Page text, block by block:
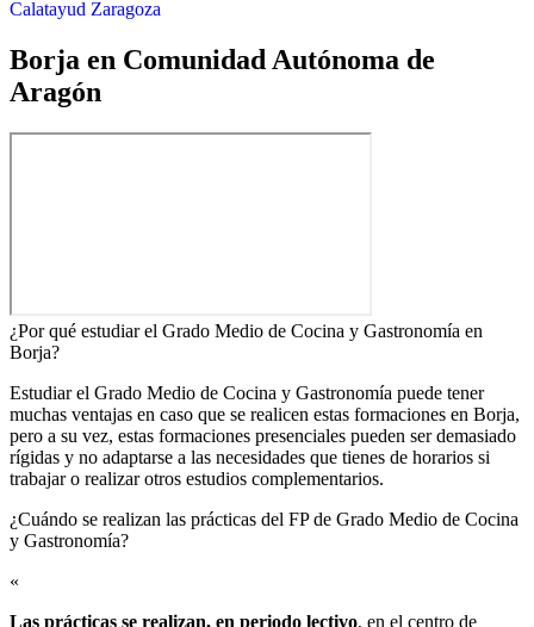
Calatayud Zaragoza
Borja en Comunidad Autónoma de
Aragón
¿Por qué estudiar el Grado Medio de Cocina y Gastronomía en
Borja?
Estudiar el Grado Medio de Cocina y Gastronomía puede tener
muchas ventajas en caso que se realicen estas formaciones en Borja,
pero a su vez, estas formaciones presenciales pueden ser demasiado
rígidas y no adaptarse a las necesidades que tienes de horarios si
trabajar o realizar otros estudios complementarios.
¿Cuándo se realizan las prácticas del FP de Grado Medio de Cocina
y Gastronomía?​
«
Las prácticas se realizan, en periodo lectivo, en el centro de